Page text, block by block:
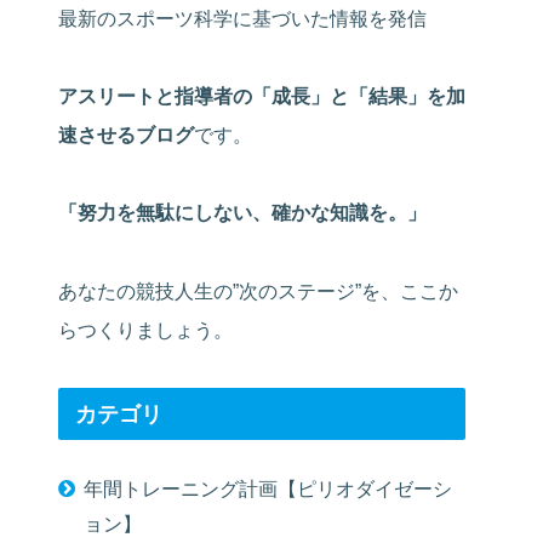
最新のスポーツ科学に基づいた情報を発信
アスリートと指導者の「成長」と「結果」を加
速させるブログです。
「努力を無駄にしない、確かな知識を。」
あなたの競技人生の”次のステージ”を、ここか
らつくりましょう。
カテゴリ
年間トレーニング計画【ピリオダイゼーシ
ョン】